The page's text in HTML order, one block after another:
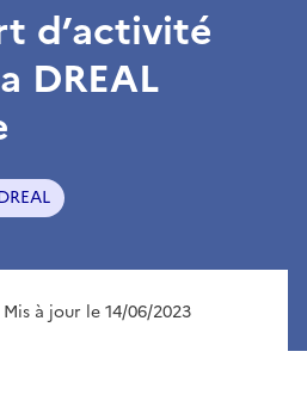
d’activité
DREAL
Mis à jour le 14/06/2023